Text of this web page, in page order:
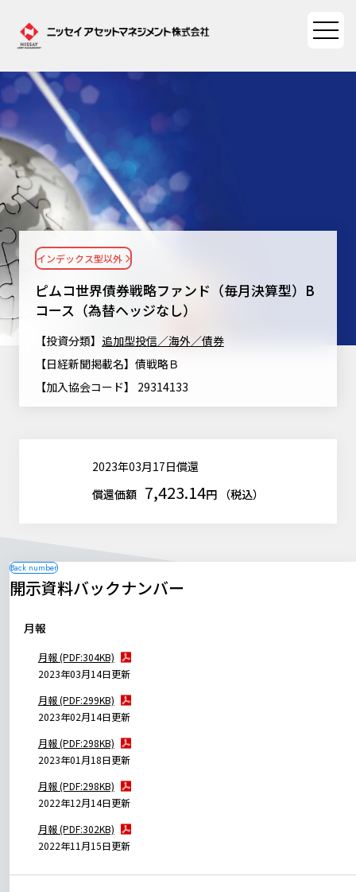
ファンド情報
ファンド情報TOP
基準価額一覧
ファンド検索
ファンド比較
決算カレンダー
海外休日カレンダー
投資信託新商品のご案内
投資信託償還商品のご案内
確定拠出年金について
確定拠出年金 基準価額一覧
マーケット情報
マーケット情報TOP
マーケット指数
マーケットレポート
大関 洋の「十字路」
ファンドレポート
資産形成ポータル
資産形成ポータルTOP
資産形成サービス
Nダイレクト
Goal Navi
NAMシティ
お問い合わせ
投資の教室
サステナビリティ
サステナビリティTOP
サステナビリティ経営
SDGsとは？
サステナビリティ経営基本方針
ニッセイアセットの重要課題
サステナビリティへの取り組み
サステナブル投資
日本版スチュワードシップ・コードへの対応
ESGへの取り組み
国内株式議決権行使の方針と判断基準
サステナビリティレポート等
ニッセイアセットについて
ニッセイアセットについてTOP
公式キャラクターのご紹介
最新情報
検索したいキーワードを入力してください。
ピムコ世界債券戦略ファンド（毎月決算型）B
コース（為替ヘッジなし）
インデックス型以外
【投資分類】 追加型投信／海外／債券
【日経新聞掲載名】債戦略Ｂ
【加入協会コード】 29314133
2023年03月17日償還
償還価額 7,423.14円 （税込）
開示資料バックナンバー
月報
月報 (PDF:304KB)
2023年03月14日更新
月報 (PDF:299KB)
2023年02月14日更新
月報 (PDF:298KB)
2023年01月18日更新
月報 (PDF:298KB)
2022年12月14日更新
月報 (PDF:302KB)
2022年11月15日更新